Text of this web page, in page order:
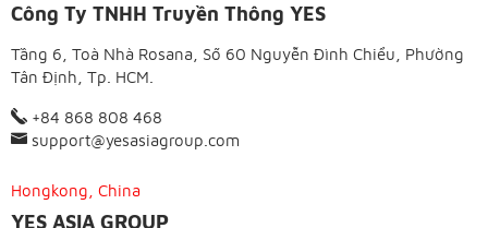
Công Ty TNHH Truyền Thông YES
Tầng 6, Toà Nhà Rosana, Số 60 Nguyễn Đình Chiểu, Phường
Tân Định, Tp. HCM.
+84 868 808 468
support@yesasiagroup.com
Hongkong, China
YES ASIA GROUP